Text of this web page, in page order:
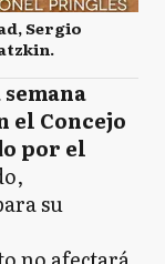
Sergio
el Concejo
por el
su